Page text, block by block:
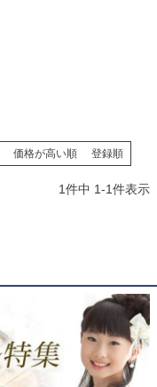
価格が高い順 登録順
1件中 1-1件表示